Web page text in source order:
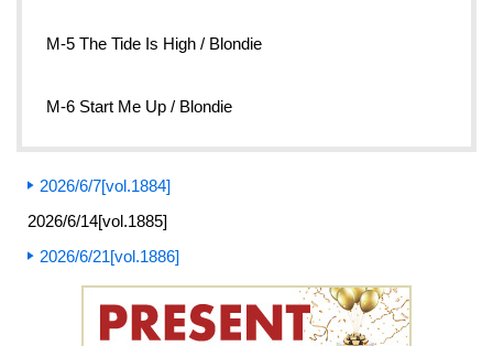
M-5 The Tide Is High / Blondie
M-6 Start Me Up / Blondie
2026/6/7[vol.1884]
2026/6/14[vol.1885]
2026/6/21[vol.1886]